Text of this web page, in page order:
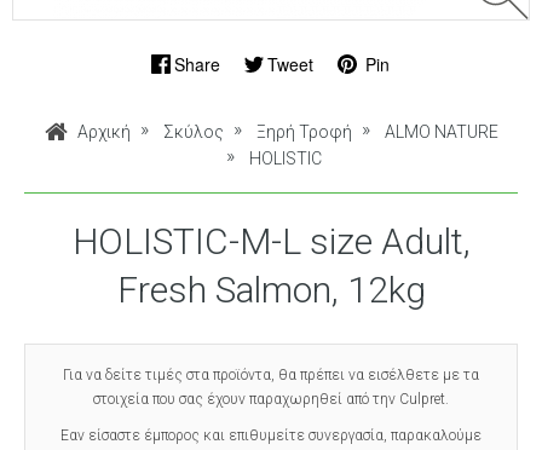
Share Tweet Pin
Αρχική Σκύλος Ξηρή Τροφή
ALMO NATURE
HOLISTIC
HOLISTIC-M-L size Adult,
Fresh Salmon, 12kg
Για να δείτε τιμές στα προϊόντα, θα πρέπει να εισέλθετε με τα
στοιχεία που σας έχουν παραχωρηθεί από την Culpret.
Εαν είσαστε έμπορος και επιθυμείτε συνεργασία, παρακαλούμε